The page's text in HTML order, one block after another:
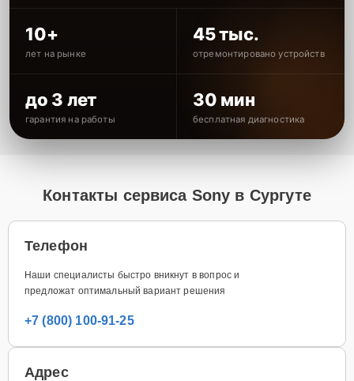
10+
лет на рынке
45 тыс.
отремонтировано устройств
до 3 лет
гарантия на работы
30 мин
бесплатная диагностика
Контакты сервиса Sony в Сургуте
Телефон
Наши специалисты быстро вникнут в вопрос и
предложат оптимальный вариант решения
+7 (800) 100-91-25
Адрес